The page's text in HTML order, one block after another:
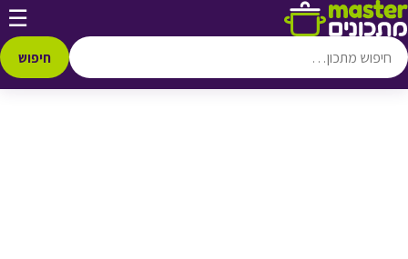
דלג לתוכן ☰
חיפוש
♥ הוספה